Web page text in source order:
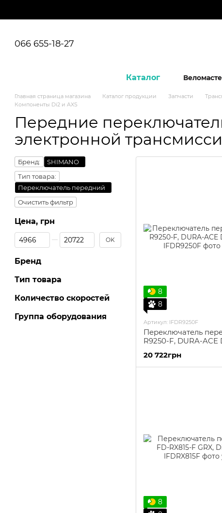
066 655-18-27
Каталог
Главная страница магазина Каталог продукции Запчасти
Компоненты Di2 и AXS
Передние
электронной
8
8
Артикул: IFDR9250F
Переключатель
R9250-F, DURA-ACE
20 722грн
8
Бренд:
SHIMANO
Тип товара:
Переключатель передний
Очистить фильтр
Цена, грн
От Цена, грн
До Цена, грн OK
Бренд
Тип товара
Количество скоростей
Группа оборудования